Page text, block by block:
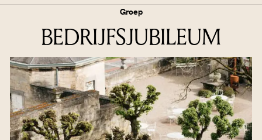
Groep
BEDRIJFSJUBILEUM